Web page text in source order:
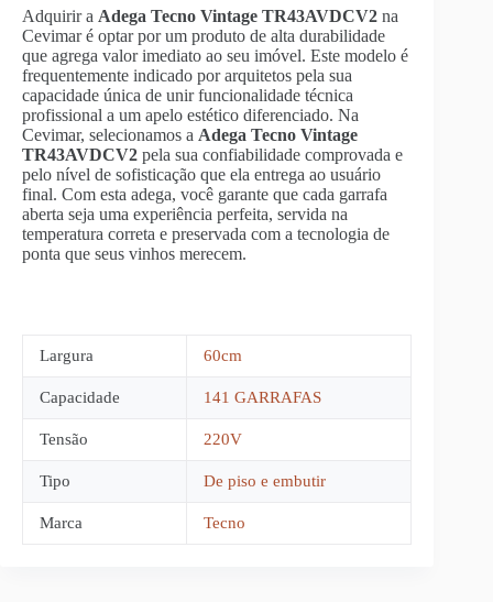
Adquirir a Adega Tecno Vintage TR43AVDCV2 na
Cevimar é optar por um produto de alta durabilidade
que agrega valor imediato ao seu imóvel. Este modelo é
frequentemente indicado por arquitetos pela sua
capacidade única de unir funcionalidade técnica
profissional a um apelo estético diferenciado. Na
Cevimar, selecionamos a Adega Tecno Vintage
TR43AVDCV2 pela sua confiabilidade comprovada e
pelo nível de sofisticação que ela entrega ao usuário
final. Com esta adega, você garante que cada garrafa
aberta seja uma experiência perfeita, servida na
temperatura correta e preservada com a tecnologia de
ponta que seus vinhos merecem.
Largura 60cm
Capacidade 141 GARRAFAS
Tensão 220V
Tipo De piso e embutir
Marca Tecno